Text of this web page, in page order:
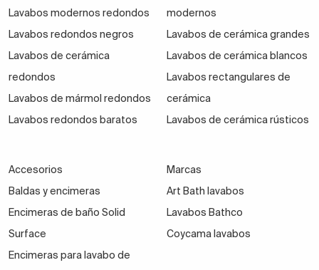
Lavabos modernos redondos
Lavabos redondos negros
Lavabos de cerámica
redondos
Lavabos de mármol redondos
Lavabos redondos baratos
modernos
Lavabos de cerámica grandes
Lavabos de cerámica blancos
Lavabos rectangulares de
cerámica
Lavabos de cerámica rústicos
Accesorios
Baldas y encimeras
Encimeras de baño Solid
Surface
Encimeras para lavabo de
Marcas
Art Bath lavabos
Lavabos Bathco
Coycama lavabos